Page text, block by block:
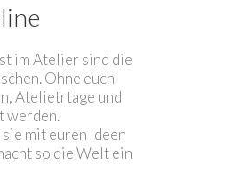
im Atelier sind die
Ohne euch
Atelietrtage und
werden.
mit euren Ideen
so die Welt ein